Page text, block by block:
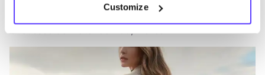
Customize
Chaussée de Waterloo 499, Ixelles
like